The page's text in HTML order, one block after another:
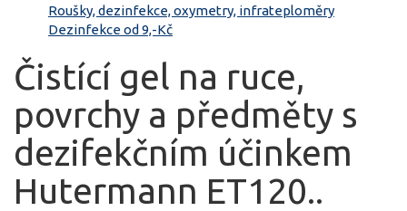
Roušky, dezinfekce, oxymetry, infrateploměry
Dezinfekce od 9,-Kč
Čistící gel na ruce,
povrchy a předměty s
dezifekčním účinkem
Hutermann ET120..